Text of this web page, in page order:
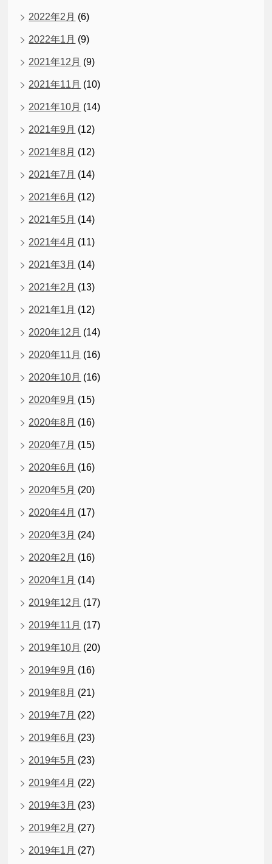
2022年2月 (6)
2022年1月 (9)
2021年12月 (9)
2021年11月 (10)
2021年10月 (14)
2021年9月 (12)
2021年8月 (12)
2021年7月 (14)
2021年6月 (12)
2021年5月 (14)
2021年4月 (11)
2021年3月 (14)
2021年2月 (13)
2021年1月 (12)
2020年12月 (14)
2020年11月 (16)
2020年10月 (16)
2020年9月 (15)
2020年8月 (16)
2020年7月 (15)
2020年6月 (16)
2020年5月 (20)
2020年4月 (17)
2020年3月 (24)
2020年2月 (16)
2020年1月 (14)
2019年12月 (17)
2019年11月 (17)
2019年10月 (20)
2019年9月 (16)
2019年8月 (21)
2019年7月 (22)
2019年6月 (23)
2019年5月 (23)
2019年4月 (22)
2019年3月 (23)
2019年2月 (27)
2019年1月 (27)